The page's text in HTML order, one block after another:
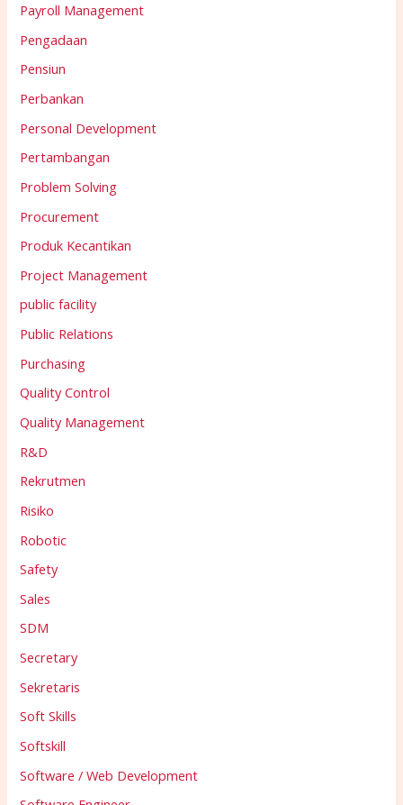
Payroll Management
Pengadaan
Pensiun
Perbankan
Personal Development
Pertambangan
Problem Solving
Procurement
Produk Kecantikan
Project Management
public facility
Public Relations
Purchasing
Quality Control
Quality Management
R&D
Rekrutmen
Risiko
Robotic
Safety
Sales
SDM
Secretary
Sekretaris
Soft Skills
Softskill
Software / Web Development